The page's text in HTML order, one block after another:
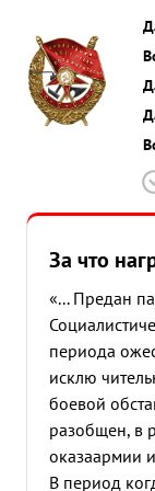
За что
«... Предан
периода
исклю
боевой
разобщен, в
оказаармии
В период